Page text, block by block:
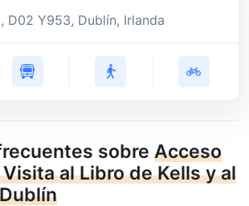
, D02 Y953, Dublín, Irlanda
sobre Acceso
al Libro de Kells y al